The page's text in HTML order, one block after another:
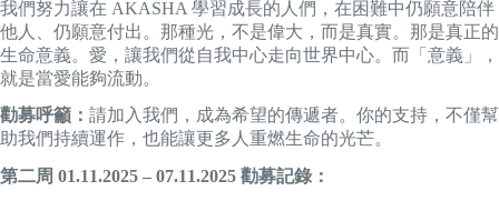
我們努力讓在 AKASHA 學習成長的人們，在困難中仍願意陪伴
他人、仍願意付出。那種光，不是偉大，而是真實。那是真正的
生命意義。愛，讓我們從自我中心走向世界中心。而「意義」，
就是當愛能夠流動。
勸募呼籲： 請加入我們，成為希望的傳遞者。你的支持，不僅幫
助我們持續運作，也能讓更多人重燃生命的光芒。
第二周 01.11.2025 – 07.11.2025 勸募記錄：